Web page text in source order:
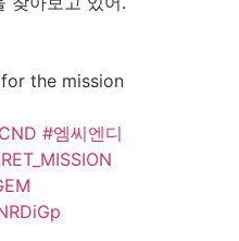
the mission
#엠씨엔디